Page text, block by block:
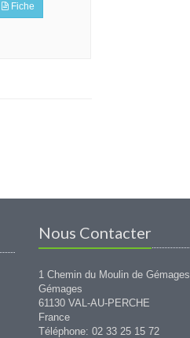
Fiche
Nous Contacter
1 Chemin du Moulin de Gémages
Gémages
61130 VAL-AU-PERCHE
France
Téléphone: 02 33 25 15 72